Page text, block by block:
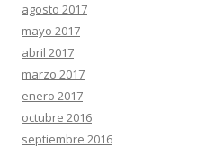
agosto 2017
mayo 2017
abril 2017
marzo 2017
enero 2017
octubre 2016
septiembre 2016